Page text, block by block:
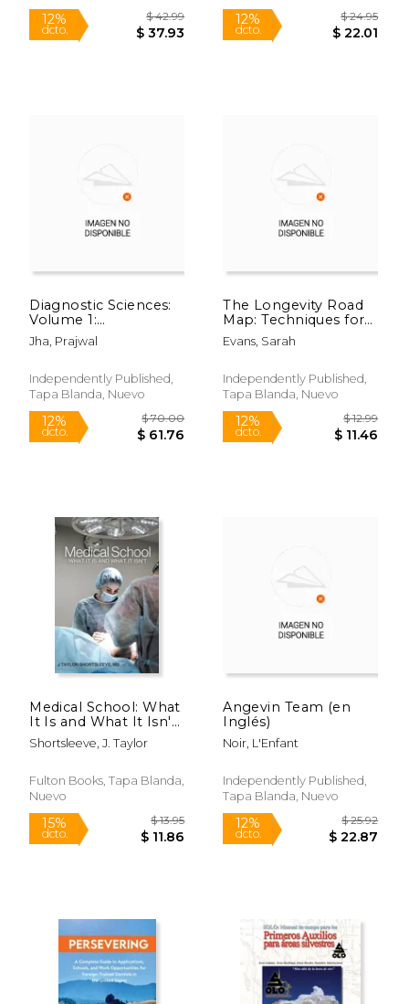
6%
dcto.
$ 13.95
$ 13.13
12%
dcto. $
dcto. $ 37.93
Diagnostic Sciences:
Volume 1:
Foundations &
Fundamentals: Added
(en Inglés)
Jha, Prajwal
Independently Published,
Tapa Blanda, Nuevo
The Longevity Road
Map: Techniques for
Living a Happy and
Healthful Life (en
Evans, Sarah
Independently Published,
Tapa Blanda, Nuevo
Medical School: What
It Is and What It Isn't
(en Inglés)
Shortsleeve, J. Taylor
Fulton Books, Tapa Blanda,
Nuevo
Angevin Team (en
Inglés)
Noir, L'Enfant
Independently Published,
Tapa Blanda, Nuevo